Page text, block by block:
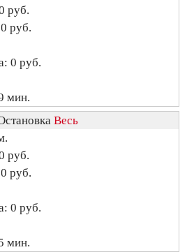
руб.
руб.
0 руб.
мин.
Весь
руб.
руб.
0 руб.
мин.